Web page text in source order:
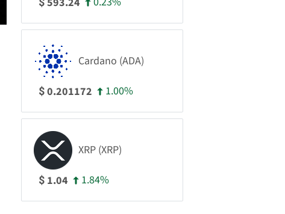
Cardano (ADA)
$0.201172 1.00%
XRP (XRP)
$ 1.04 1.84%